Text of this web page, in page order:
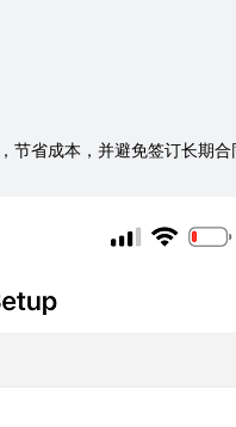
省成本，并避免签订长期合